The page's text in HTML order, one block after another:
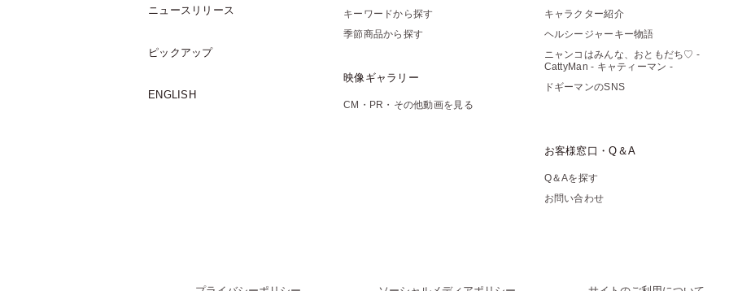
キーワードから探す
季節商品から探す
映像ギャラリー
CM・PR・その他動画を見る
キャラクター紹介
ヘルシージャーキー物語
ニャンコはみんな、おともだち♡ -
CattyMan - キャティーマン -
ドギーマンのSNS
お客様窓口・Q＆A
Q＆Aを探す
お問い合わせ
ニュースリリース
ピックアップ
ENGLISH